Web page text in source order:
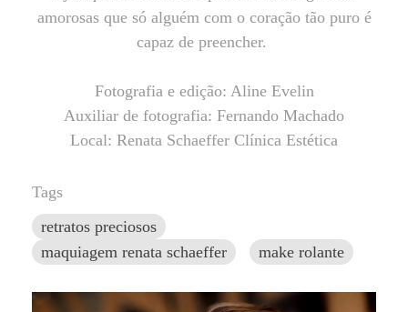
amorosas que só alguém com o coração tão puro é
capaz de preencher.
Fotografia e edição: Aline Evelin
Auxiliar de fotografia: Fernando Machado
Local: Renata Schaeffer Clínica Estética
Tags
retratos preciosos
maquiagem renata schaeffer
make rolante